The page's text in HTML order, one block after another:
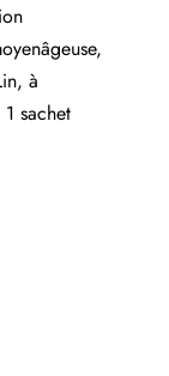
à
sachet